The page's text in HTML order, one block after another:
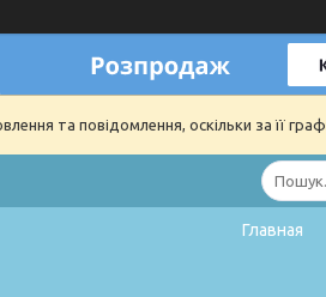
та повідомлення, оскільки за її
Главная